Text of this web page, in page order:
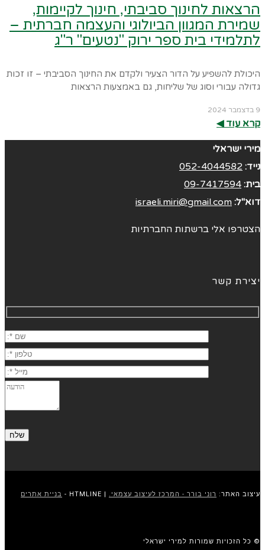
הרצאות לחינוך סביבתי, חינוך לקיימות,
שמירת המגוון הביולוגי והעצמה חברתית –
לתלמידי בית ספר ירוק "נטעים" ר"ג
היכולת להשפיע על הדור הצעיר ולקדם את החינוך הסביבתי – זו זכות
גדולה עבורי וסוג של שליחות, גם באמצעות הרצאות
9 בדצמבר 2024
קרא עוד ◀︎
מירי ישראלי
נייד: 052-4044582
בית: 09-7417594
דוא"ל: israeli.miri@gmail.com
הצטרפו אלי ברשתות החברתיות
יצירת קשר
עיצוב האתר: רוני בורר - המרכז לעיצוב עצמאי. | HTMLINE - בניית אתרים
© כל הזכויות שמורות למירי ישראלי